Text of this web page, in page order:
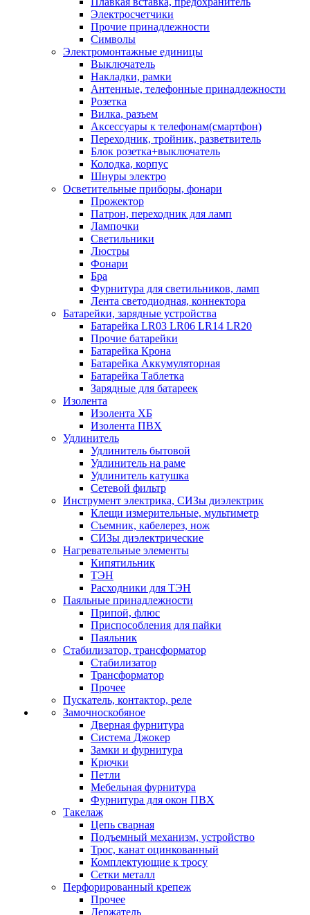
Электросчетчики
Прочие принадлежности
Символы
Электромонтажные единицы
Выключатель
Накладки, рамки
Антенные, телефонные принадлежности
Розетка
Вилка, разъем
Аксессуары к телефонам(смартфон)
Переходник, тройник, разветвитель
Блок розетка+выключатель
Колодка, корпус
Шнуры электро
Осветительные приборы, фонари
Прожектор
Патрон, переходник для ламп
Лампочки
Светильники
Люстры
Фонари
Бра
Фурнитура для светильников, ламп
Лента светодиодная, коннектора
Батарейки, зарядные устройства
Батарейка LR03 LR06 LR14 LR20
Прочие батарейки
Батарейка Крона
Батарейка Аккумуляторная
Батарейка Таблетка
Зарядные для батареек
Изолента
Изолента ХБ
Изолента ПВХ
Удлинитель
Удлинитель бытовой
Удлинитель на раме
Удлинитель катушка
Сетевой фильтр
Инструмент электрика, СИЗы диэлектрик
Клещи измерительные, мультиметр
Съемник, кабелерез, нож
СИЗы диэлектрические
Нагревательные элементы
Кипятильник
ТЭН
Расходники для ТЭН
Паяльные принадлежности
Припой, флюс
Приспособления для пайки
Паяльник
Стабилизатор, трансформатор
Стабилизатор
Трансформатор
Прочее
Пускатель, контактор, реле
Замочноскобяное
Дверная фурнитура
Система Джокер
Замки и фурнитура
Крючки
Петли
Мебельная фурнитура
Фурнитура для окон ПВХ
Такелаж
Цепь сварная
Подъемный механизм, устройство
Трос, канат оцинкованный
Комплектующие к тросу
Сетки металл
Перфорированный крепеж
Прочее
Держатель